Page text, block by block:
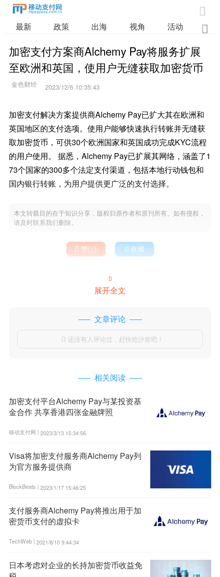

最新 政策 出海 视角 活动 业

加密支付方案商Alchemy Pay将服务扩展
至欧洲和英国，使用户无缝获取加密货币
2023/12/6 10:35:43
加密支付解决方案提供商Alchemy Pay已扩大其在欧洲和
英国地区的支付选项。使用户能够快速执行转账并无缝获
取加密货币，可供30个欧洲国家和英国成功完成KYC流程
的用户使用。 据悉，Alchemy Pay已扩展其网络，涵盖了1
73个国家的300多个法定支付渠道，包括本地行动钱包和
国内银行转账，为用户提供更广泛的支付选择。
本文转载目的在于知识分享，版权归原作者和原刊所有。如有侵权，
请及时联系我们删除。
 赞()  收藏

展开全文
文章评论
 还没有人评论过，赶快抢沙发吧！
相关阅读
加密支付平台Alchemy Pay与某投资基
金合作 共享香港四张金融牌照
移动支付网 | 2023/3/13 15:34:56
Visa将加密支付服务商Alchemy Pay列
为官方服务提供商
BlockBeats | 2023/1/17 15:46:25
支付服务商Alchemy Pay将推出用于加
密货币支付的虚拟卡
TechWeb | 2021/8/10 9:44:34
日本考虑对企业的长持加密货币收益免